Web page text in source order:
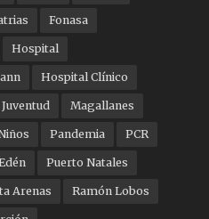
Fonasa
Hospital
Hospital Clínico
Juventud Magallanes
Pandemia PCR
Puerto Natales
Arenas Ramón Lobos